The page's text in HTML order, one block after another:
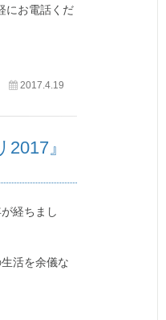
にお電話くだ
2017.4.19
』
経ちまし
活を余儀な